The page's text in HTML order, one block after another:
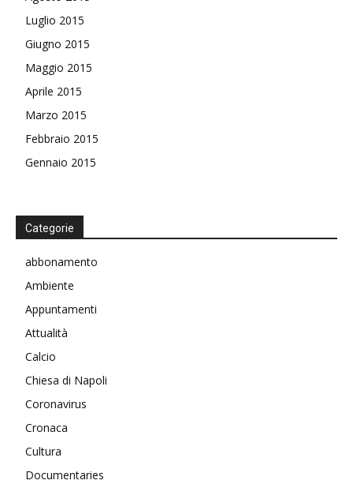
Luglio 2015
Giugno 2015
Maggio 2015
Aprile 2015
Marzo 2015
Febbraio 2015
Gennaio 2015
Categorie
abbonamento
Ambiente
Appuntamenti
Attualità
Calcio
Chiesa di Napoli
Coronavirus
Cronaca
Cultura
Documentaries